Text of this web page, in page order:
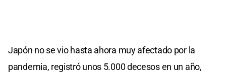
Japón no se vio hasta ahora muy afectado por la
pandemia, registró unos 5.000 decesos en un año,